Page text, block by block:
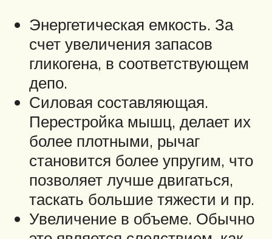
Энергетическая емкость. За
счет увеличения запасов
гликогена, в соответствующем
депо.
Силовая составляющая.
Перестройка мышц, делает их
более плотными, рычаг
становится более упругим, что
позволяет лучше двигаться,
таскать большие тяжести и пр.
Увеличение в объеме. Обычно